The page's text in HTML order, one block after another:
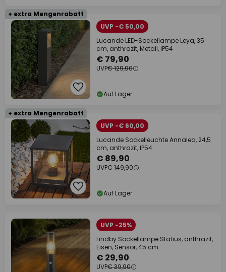
+ extra Mengenrabatt
UVP -€ 50,00
Lucande LED-Sockellampe Leya, 35
cm, anthrazit, Metall, IP54
€ 79,90
UVP€ 129,90
Auf Lager
+ extra Mengenrabatt
UVP -€ 60,00
Lucande Sockelleuchte Annalea, 24,5
cm, anthrazit, IP54
€ 89,90
UVP€ 149,90
Auf Lager
UVP -25%
Lindby Sockellampe Statius, anthrazit,
Eisen, Sensor, 45 cm
€ 29,90
UVP€ 39,90